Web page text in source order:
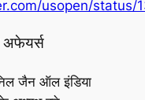
usopen/status/
जैन ऑल इंडिया